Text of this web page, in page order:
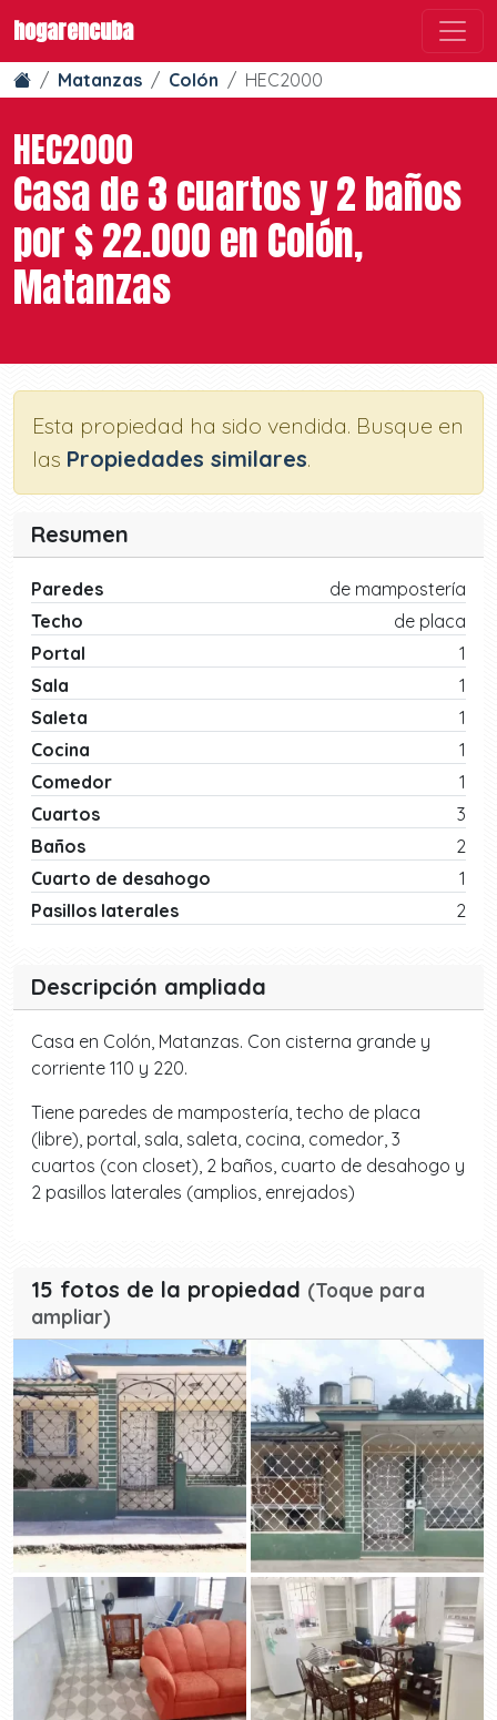
hogarencuba
Matanzas Colón HEC2000
HEC2000
Casa de 3 cuartos y 2 baños
por $ 22.000 en Colón,
Matanzas
Esta propiedad ha sido vendida. Busque en
las Propiedades similares.
Resumen
Paredes
de mampostería
Techo
de placa
Portal
1
Sala
1
Saleta
1
Cocina
1
Comedor
1
Cuartos
3
Baños
2
Cuarto de desahogo
1
Pasillos laterales
2
Descripción ampliada
Casa en Colón, Matanzas. Con cisterna grande y
corriente 110 y 220.
Tiene paredes de mampostería, techo de placa
(libre), portal, sala, saleta, cocina, comedor, 3
cuartos (con closet), 2 baños, cuarto de desahogo y
2 pasillos laterales (amplios, enrejados)
15 fotos de la propiedad (Toque para
ampliar)